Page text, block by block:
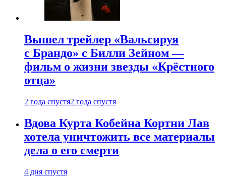
Вышел трейлер «Вальсируя
с Брандо» с Билли Зейном —
фильм о жизни звезды «Крёстного
отца»
2 года спустя2 года спустя
Вдова Курта Кобейна Кортни Лав
хотела уничтожить все материалы
дела о его смерти
4 дня спустя